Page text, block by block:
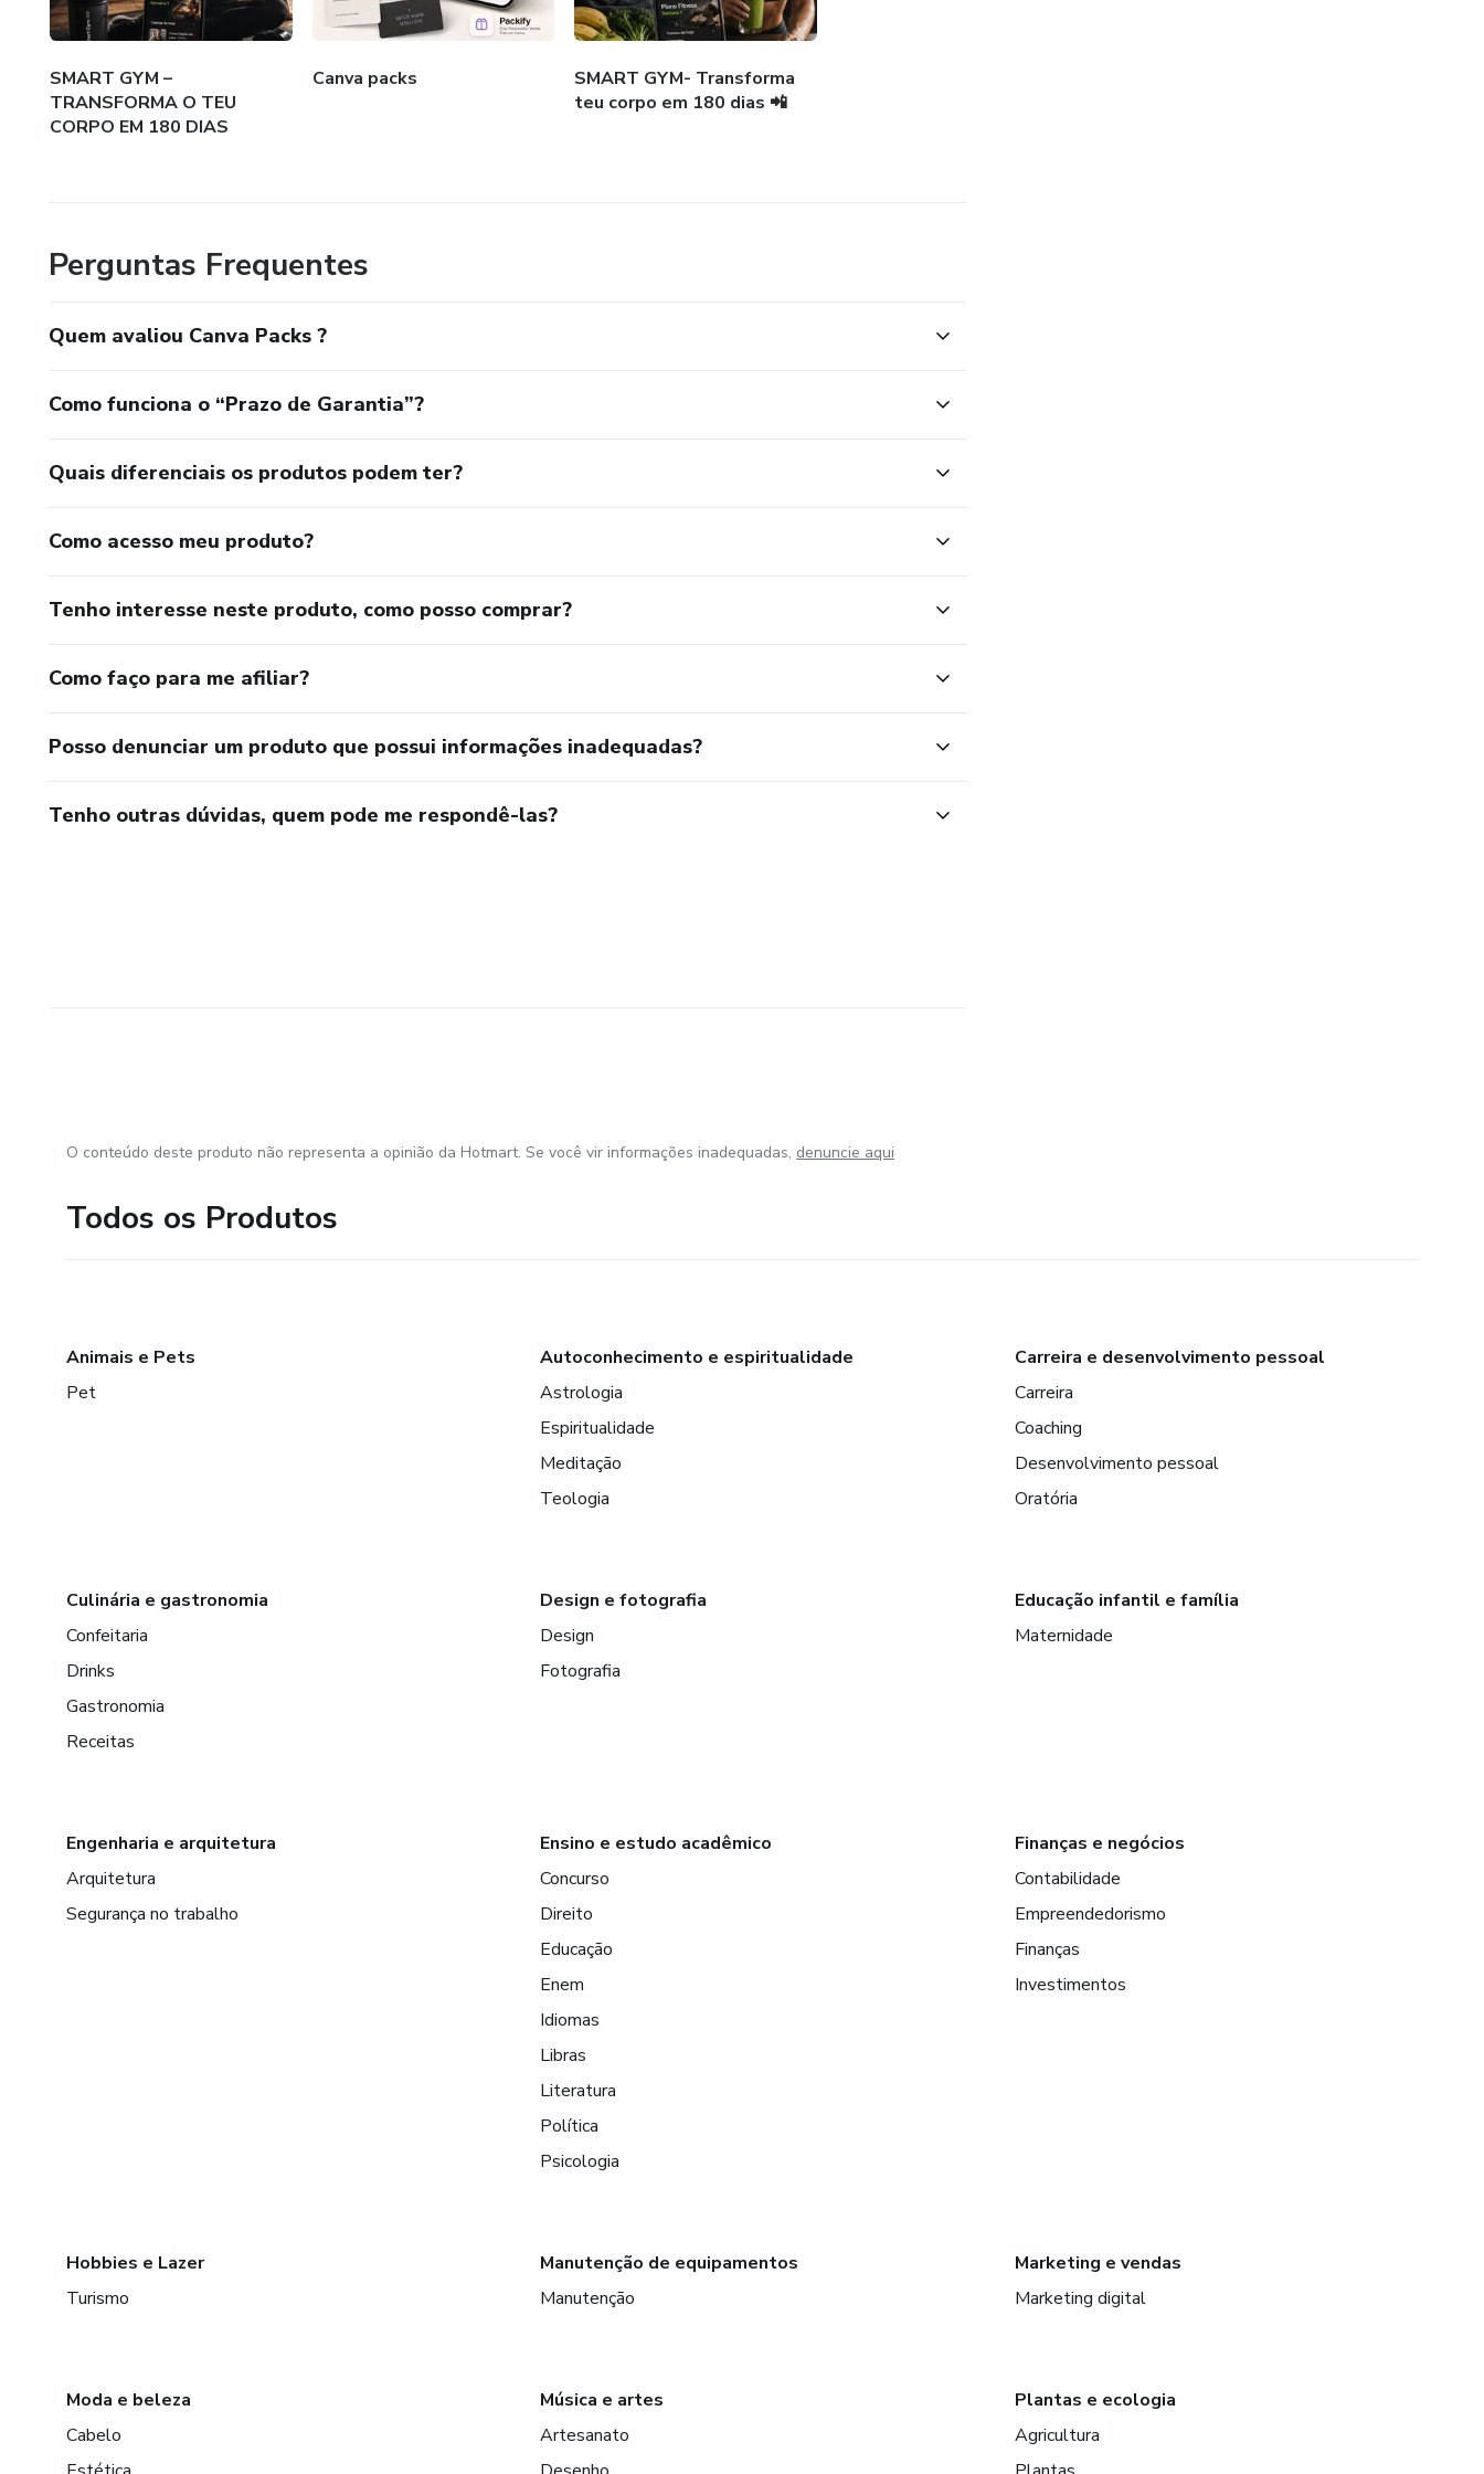
E enquanto isso…
✨ Tenha produtos prontos em minutos
✨ Entre no mercado digital com vantagem
✨ Crie uma renda online de forma simples
1️⃣ Escolhe um pack dentro do app
3️⃣ Coloca à venda nas redes sociais ou WhatsApp
4️⃣ Recebe pagamentos todos os dias
🔥 PARA QUEM É ESSE APP?
📈 Vendas mais rápidas
📲 Facilidade total de uso
outros já estão vendendo.
SMART GYM –
TRANSFORMA O TEU
CORPO EM 180 DIAS
Canva packs
SMART GYM- Transforma
teu corpo em 180 dias 📲
Perguntas Frequentes
Quem avaliou Canva Packs ?
Como funciona o “Prazo de Garantia”?
Quais diferenciais os produtos podem ter?
Como acesso meu produto?
Tenho interesse neste produto, como posso comprar?
Como faço para me afiliar?
Posso denunciar um produto que possui informações inadequadas?
Tenho outras dúvidas, quem pode me respondê-las?
O conteúdo deste produto não representa a opinião da Hotmart. Se você vir informações inadequadas, denuncie aqui
Todos os Produtos
Animais e Pets
Pet
Autoconhecimento e espiritualidade
Astrologia
Espiritualidade
Meditação
Teologia
Carreira e desenvolvimento pessoal
Carreira
Coaching
Desenvolvimento pessoal
Oratória
Culinária e gastronomia
Confeitaria
Drinks
Gastronomia
Receitas
Design e fotografia
Design
Fotografia
Educação infantil e família
Maternidade
Engenharia e arquitetura
Arquitetura
Segurança no trabalho
Ensino e estudo acadêmico
Concurso
Direito
Educação
Enem
Idiomas
Libras
Literatura
Política
Psicologia
Finanças e negócios
Contabilidade
Empreendedorismo
Finanças
Investimentos
Hobbies e Lazer
Turismo
Manutenção de equipamentos
Manutenção
Marketing e vendas
Marketing digital
Moda e beleza
Cabelo
Música e artes
Artesanato
Plantas e ecologia
Agricultura